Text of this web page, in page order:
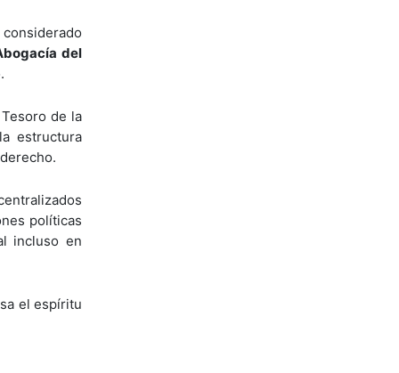
del
de la
estructura
políticas
incluso en
el espíritu